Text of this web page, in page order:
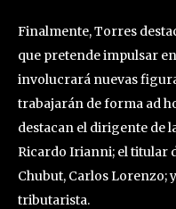
Finalmente, Torres
que pretende impulsar
involucrará nuevas
trabajarán de forma ad
destacan el dirigente de
Ricardo Irianni; el titular
Chubut, Carlos Lorenzo;
tributarista.